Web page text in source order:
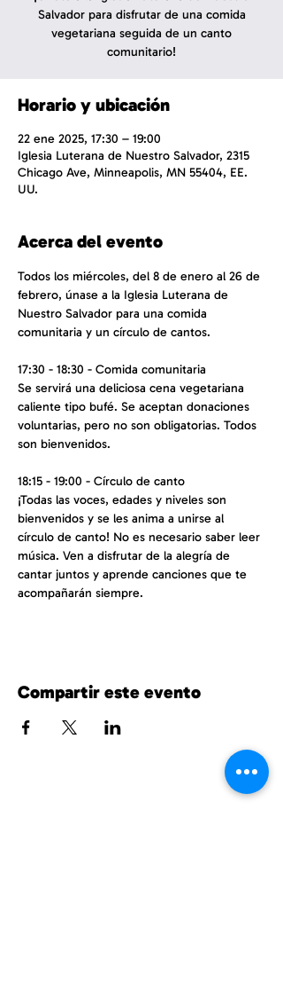
Salvador para disfrutar de una comida
vegetariana seguida de un canto
comunitario!
Horario y ubicación
22 ene 2025, 17:30 – 19:00
Iglesia Luterana de Nuestro Salvador, 2315
Chicago Ave, Minneapolis, MN 55404, EE.
UU.
Acerca del evento
Todos los miércoles, del 8 de enero al 26 de
febrero, únase a la Iglesia Luterana de
Nuestro Salvador para una comida
comunitaria y un círculo de cantos.
17:30 - 18:30 - Comida comunitaria
Se servirá una deliciosa cena vegetariana
caliente tipo bufé. Se aceptan donaciones
voluntarias, pero no son obligatorias. Todos
son bienvenidos.
18:15 - 19:00 - Círculo de canto
¡Todas las voces, edades y niveles son
bienvenidos y se les anima a unirse al
círculo de canto! No es necesario saber leer
música. Ven a disfrutar de la alegría de
cantar juntos y aprende canciones que te
acompañarán siempre.
Compartir este evento